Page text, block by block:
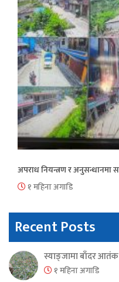
अपराध नियन्त्रण र अनुसन्धानमा
१ महिना अगाडि
Recent Posts
स्याङ्जामा बाँदर आतंक
१ महिना अगाडि